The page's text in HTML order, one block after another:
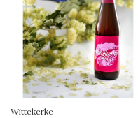
Wittekerke